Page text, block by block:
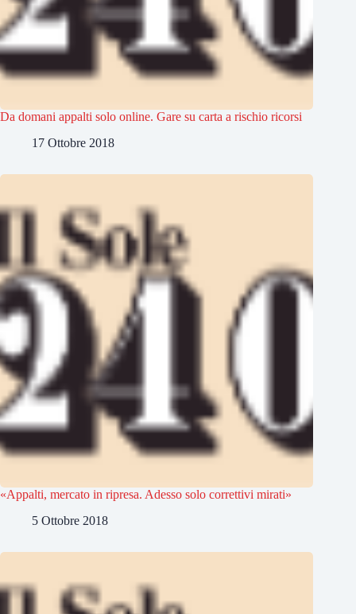
Da domani appalti solo online. Gare su carta a rischio ricorsi
17 Ottobre 2018
«Appalti, mercato in ripresa. Adesso solo correttivi mirati»
5 Ottobre 2018